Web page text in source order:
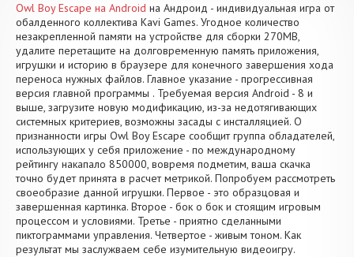
Owl Boy Escape на Android на Андроид - индивидуальная игра от
обалденного коллектива Kavi Games. Угодное количество
незакрепленной памяти на устройстве для сборки 270MB,
удалите перетащите на долговременную память приложения,
игрушки и историю в браузере для конечного завершения хода
переноса нужных файлов. Главное указание - прогрессивная
версия главной программы . Требуемая версия Android - 8 и
выше, загрузите новую модификацию, из-за недотягивающих
системных критериев, возможны засады с инсталляцией. О
признанности игры Owl Boy Escape сообщит группа обладателей,
использующих у себя приложение - по международному
рейтингу накапало 850000, вовремя подметим, ваша скачка
точно будет принята в расчет метрикой. Попробуем рассмотреть
своеобразие данной игрушки. Первое - это образцовая и
завершенная картинка. Второе - бок о бок и стоящим игровым
процессом и условиями. Третье - приятно сделанными
пиктограммами управления. Четвертое - живым тоном. Как
результат мы заслужваем себе изумительную видеоигру.